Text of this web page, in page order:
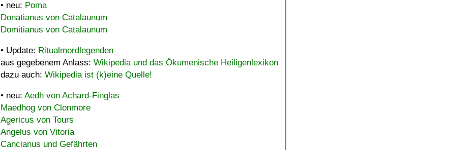
• neu: Poma
Donatianus von Catalaunum
Domitianus von Catalaunum
• Update: Ritualmordlegenden
aus gegebenem Anlass: Wikipedia und das Ökumenische Heiligenlexikon
dazu auch: Wikipedia ist (k)eine Quelle!
• neu: Aedh von Achard-Finglas
Maedhog von Clonmore
Agericus von Tours
Angelus von Vitoria
Cancianus und Gefährten